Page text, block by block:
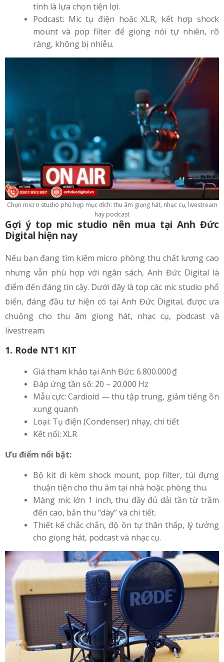
tính là lựa chọn tiện lợi.
Podcast: Mic tụ điện hoặc XLR, kết hợp shock
mount và pop filter để giọng nói tự nhiên, rõ
ràng, không bị nhiễu.
Chọn micro studio phù hợp mục đích: thu âm giọng hát, nhạc cụ, livestream
hay podcast
Gợi ý top mic studio nên mua tại Anh Đức
Digital hiện nay
Nếu bạn đang tìm kiếm micro phòng thu chất lượng cao
nhưng vẫn phù hợp với ngân sách, Anh Đức Digital là
điểm đến đáng tin cậy. Dưới đây là top các mic studio phổ
biến, đáng đầu tư hiện có tại Anh Đức Digital, được ưa
chuộng cho thu âm giọng hát, nhạc cụ, podcast và
livestream.
1. Rode NT1 KIT
Giá tham khảo tại Anh Đức: 6.800.000 ₫
Đáp ứng tần số: 20 – 20.000 Hz
Mẫu cực: Cardioid — thu tập trung, giảm tiếng ồn
xung quanh
Loại: Tụ điện (Condenser) nhạy, chi tiết
Kết nối: XLR
Ưu điểm nổi bật:
Bộ kit đi kèm shock mount, pop filter, túi đựng
thuận tiện cho thu âm tại nhà hoặc phòng thu.
Màng mic lớn 1 inch, thu đầy đủ dải tần từ trầm
đến cao, bản thu “dày” và chi tiết.
Thiết kế chắc chắn, độ ồn tự thân thấp, lý tưởng
cho giọng hát, podcast và nhạc cụ.